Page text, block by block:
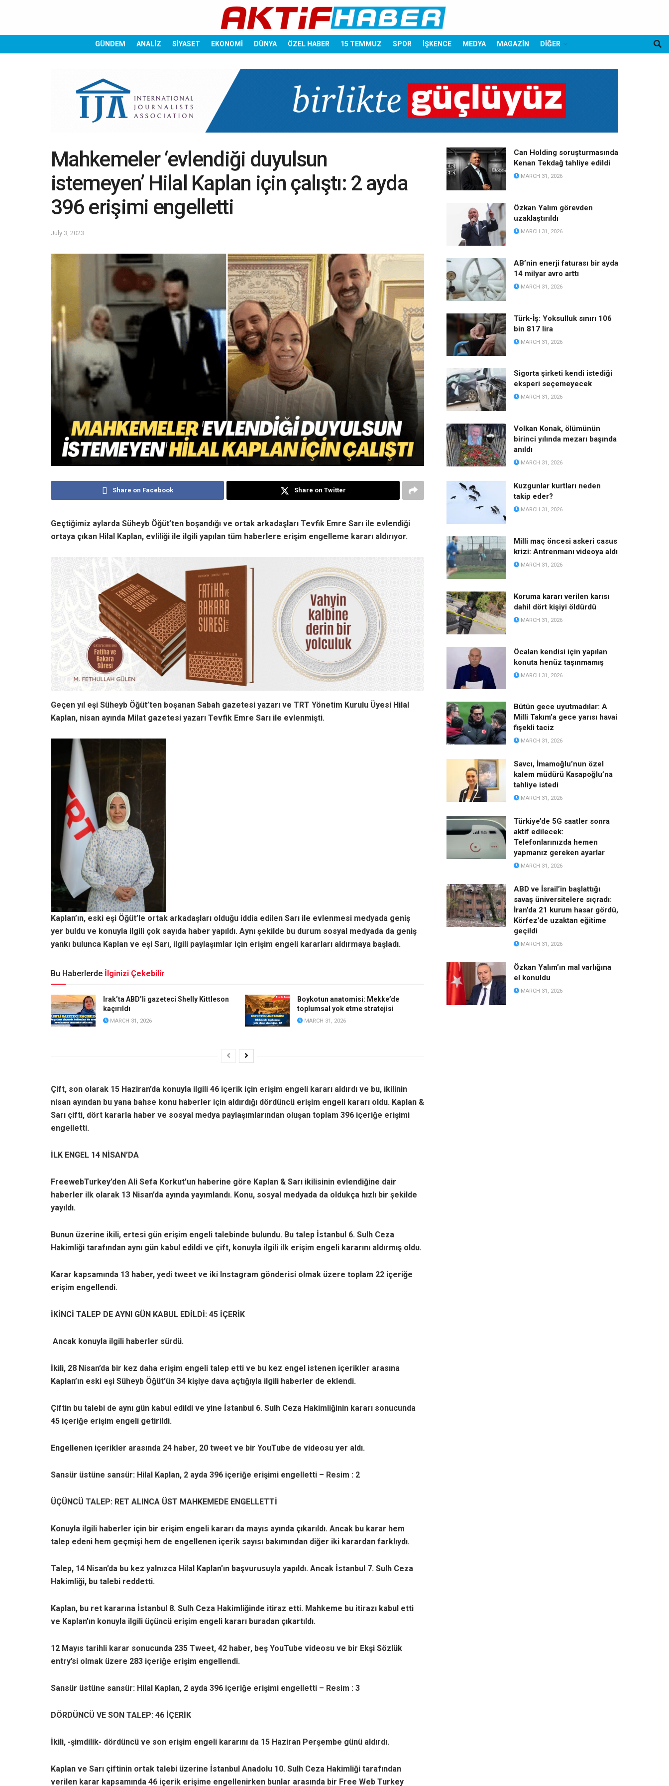
GÜNDEM ANALİZ SİYASET EKONOMİ DÜNYA ÖZEL HABER 15 TEMMUZ SPOR İŞKENCE MEDYA MAGAZİN DİĞER
Mahkemeler ‘evlendiği duyulsun
istemeyen’ Hilal Kaplan için çalıştı: 2 ayda
396 erişimi engelletti
July 3, 2023
Share on Facebook Share on Twitter
Geçtiğimiz aylarda Süheyb Öğüt’ten boşandığı ve ortak arkadaşları Tevfik Emre Sarı ile evlendiği
ortaya çıkan Hilal Kaplan, evliliği ile ilgili yapılan tüm haberlere erişim engelleme kararı aldırıyor.
Geçen yıl eşi Süheyb Öğüt’ten boşanan Sabah gazetesi yazarı ve TRT Yönetim Kurulu Üyesi Hilal
Kaplan, nisan ayında Milat gazetesi yazarı Tevfik Emre Sarı ile evlenmişti.
Kaplan’ın, eski eşi Öğüt’le ortak arkadaşları olduğu iddia edilen Sarı ile evlenmesi medyada geniş
yer buldu ve konuyla ilgili çok sayıda haber yapıldı. Aynı şekilde bu durum sosyal medyada da geniş
yankı bulunca Kaplan ve eşi Sarı, ilgili paylaşımlar için erişim engeli kararları aldırmaya başladı.
Bu Haberlerde İlginizi Çekebilir
Irak’ta ABD’li gazeteci Shelly Kittleson
kaçırıldı
MARCH 31, 2026
Boykotun anatomisi: Mekke’de
toplumsal yok etme stratejisi
MARCH 31, 2026
Çift, son olarak 15 Haziran’da konuyla ilgili 46 içerik için erişim engeli kararı aldırdı ve bu, ikilinin
nisan ayından bu yana bahse konu haberler için aldırdığı dördüncü erişim engeli kararı oldu. Kaplan &
Sarı çifti, dört kararla haber ve sosyal medya paylaşımlarından oluşan toplam 396 içeriğe erişimi
engelletti.
İLK ENGEL 14 NİSAN’DA
FreewebTurkey’den Ali Sefa Korkut’un haberine göre Kaplan & Sarı ikilisinin evlendiğine dair
haberler ilk olarak 13 Nisan’da ayında yayımlandı. Konu, sosyal medyada da oldukça hızlı bir şekilde
yayıldı.
Bunun üzerine ikili, ertesi gün erişim engeli talebinde bulundu. Bu talep İstanbul 6. Sulh Ceza
Hakimliği tarafından aynı gün kabul edildi ve çift, konuyla ilgili ilk erişim engeli kararını aldırmış oldu.
Karar kapsamında 13 haber, yedi tweet ve iki Instagram gönderisi olmak üzere toplam 22 içeriğe
erişim engellendi.
İKİNCİ TALEP DE AYNI GÜN KABUL EDİLDİ: 45 İÇERİK
Ancak konuyla ilgili haberler sürdü.
İkili, 28 Nisan’da bir kez daha erişim engeli talep etti ve bu kez engel istenen içerikler arasına
Kaplan’ın eski eşi Süheyb Öğüt’ün 34 kişiye dava açtığıyla ilgili haberler de eklendi.
Çiftin bu talebi de aynı gün kabul edildi ve yine İstanbul 6. Sulh Ceza Hakimliğinin kararı sonucunda
45 içeriğe erişim engeli getirildi.
Engellenen içerikler arasında 24 haber, 20 tweet ve bir YouTube de videosu yer aldı.
Sansür üstüne sansür: Hilal Kaplan, 2 ayda 396 içeriğe erişimi engelletti – Resim : 2
ÜÇÜNCÜ TALEP: RET ALINCA ÜST MAHKEMEDE ENGELLETTİ
Konuyla ilgili haberler için bir erişim engeli kararı da mayıs ayında çıkarıldı. Ancak bu karar hem
talep edeni hem geçmişi hem de engellenen içerik sayısı bakımından diğer iki karardan farklıydı.
Talep, 14 Nisan’da bu kez yalnızca Hilal Kaplan’ın başvurusuyla yapıldı. Ancak İstanbul 7. Sulh Ceza
Hakimliği, bu talebi reddetti.
Kaplan, bu ret kararına İstanbul 8. Sulh Ceza Hakimliğinde itiraz etti. Mahkeme bu itirazı kabul etti
ve Kaplan’ın konuyla ilgili üçüncü erişim engeli kararı buradan çıkartıldı.
12 Mayıs tarihli karar sonucunda 235 Tweet, 42 haber, beş YouTube videosu ve bir Ekşi Sözlük
entry’si olmak üzere 283 içeriğe erişim engellendi.
Sansür üstüne sansür: Hilal Kaplan, 2 ayda 396 içeriğe erişimi engelletti – Resim : 3
DÖRDÜNCÜ VE SON TALEP: 46 İÇERİK
İkili, -şimdilik- dördüncü ve son erişim engeli kararını da 15 Haziran Perşembe günü aldırdı.
Kaplan ve Sarı çiftinin ortak talebi üzerine İstanbul Anadolu 10. Sulh Ceza Hakimliği tarafından
verilen karar kapsamında 46 içerik erişime engellenirken bunlar arasında bir Free Web Turkey
Can Holding soruşturmasında
Kenan Tekdağ tahliye edildi
MARCH 31, 2026
Özkan Yalım görevden
uzaklaştırıldı
MARCH 31, 2026
AB’nin enerji faturası bir ayda
14 milyar avro arttı
MARCH 31, 2026
Türk-İş: Yoksulluk sınırı 106
bin 817 lira
MARCH 31, 2026
Sigorta şirketi kendi istediği
eksperi seçemeyecek
MARCH 31, 2026
Volkan Konak, ölümünün
birinci yılında mezarı başında
anıldı
MARCH 31, 2026
Kuzgunlar kurtları neden
takip eder?
MARCH 31, 2026
Milli maç öncesi askeri casus
krizi: Antrenmanı videoya aldı
MARCH 31, 2026
Koruma kararı verilen karısı
dahil dört kişiyi öldürdü
MARCH 31, 2026
Öcalan kendisi için yapılan
konuta henüz taşınmamış
MARCH 31, 2026
Bütün gece uyutmadılar: A
Milli Takım’a gece yarısı havai
fişekli taciz
MARCH 31, 2026
Savcı, İmamoğlu’nun özel
kalem müdürü Kasapoğlu’na
tahliye istedi
MARCH 31, 2026
Türkiye’de 5G saatler sonra
aktif edilecek:
Telefonlarınızda hemen
yapmanız gereken ayarlar
MARCH 31, 2026
ABD ve İsrail’in başlattığı
savaş üniversitelere sıçradı:
İran’da 21 kurum hasar gördü,
Körfez’de uzaktan eğitime
geçildi
MARCH 31, 2026
Özkan Yalım’ın mal varlığına
el konuldu
MARCH 31, 2026